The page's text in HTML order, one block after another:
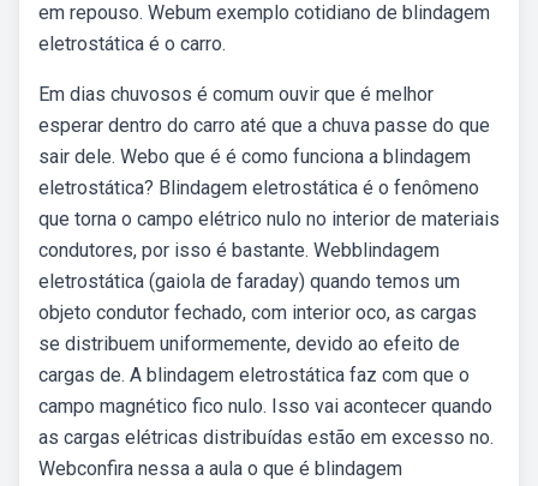
em repouso. Webum exemplo cotidiano de blindagem
eletrostática é o carro.
Em dias chuvosos é comum ouvir que é melhor
esperar dentro do carro até que a chuva passe do que
sair dele. Webo que é é como funciona a blindagem
eletrostática? Blindagem eletrostática é o fenômeno
que torna o campo elétrico nulo no interior de materiais
condutores, por isso é bastante. Webblindagem
eletrostática (gaiola de faraday) quando temos um
objeto condutor fechado, com interior oco, as cargas
se distribuem uniformemente, devido ao efeito de
cargas de. A blindagem eletrostática faz com que o
campo magnético fico nulo. Isso vai acontecer quando
as cargas elétricas distribuídas estão em excesso no.
Webconfira nessa a aula o que é blindagem